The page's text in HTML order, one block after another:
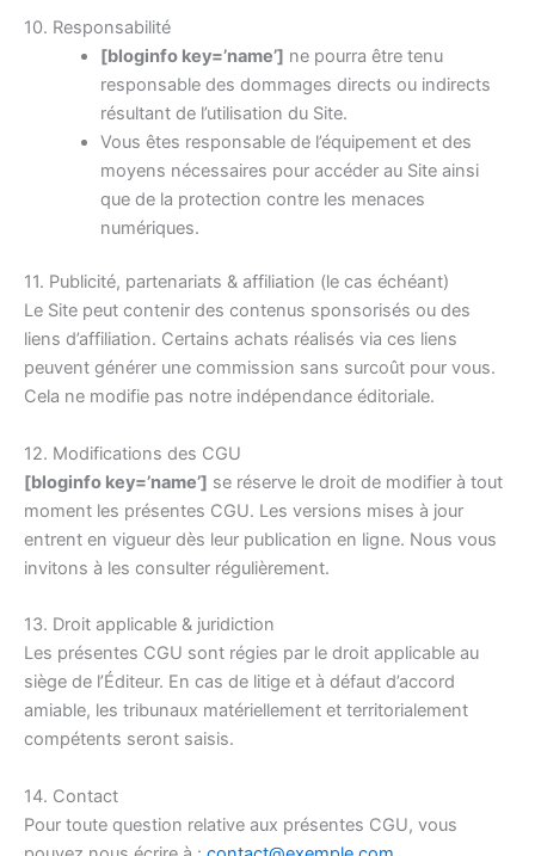
10. Responsabilité
[bloginfo key=’name’] ne pourra être tenu
responsable des dommages directs ou indirects
résultant de l’utilisation du Site.
Vous êtes responsable de l’équipement et des
moyens nécessaires pour accéder au Site ainsi
que de la protection contre les menaces
numériques.
11. Publicité, partenariats & affiliation (le cas échéant)
Le Site peut contenir des contenus sponsorisés ou des
liens d’affiliation. Certains achats réalisés via ces liens
peuvent générer une commission sans surcoût pour vous.
Cela ne modifie pas notre indépendance éditoriale.
12. Modifications des CGU
[bloginfo key=’name’] se réserve le droit de modifier à tout
moment les présentes CGU. Les versions mises à jour
entrent en vigueur dès leur publication en ligne. Nous vous
invitons à les consulter régulièrement.
13. Droit applicable & juridiction
Les présentes CGU sont régies par le droit applicable au
siège de l’Éditeur. En cas de litige et à défaut d’accord
amiable, les tribunaux matériellement et territorialement
compétents seront saisis.
14. Contact
Pour toute question relative aux présentes CGU, vous